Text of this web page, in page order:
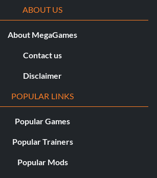
ABOUT US
About MegaGames
Contact us
Disclaimer
POPULAR LINKS
Popular Games
Popular Trainers
Popular Mods